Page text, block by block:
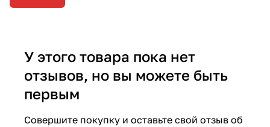
У этого товара пока нет
отзывов, но вы можете быть
первым
Совершите покупку и оставьте свой отзыв об